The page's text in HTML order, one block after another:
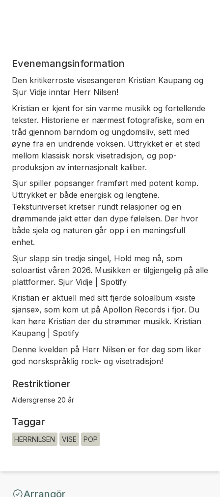
Evenemangsinformation
Den kritikerroste visesangeren Kristian Kaupang og
Sjur Vidje inntar Herr Nilsen!
Kristian er kjent for sin varme musikk og fortellende
tekster. Historiene er nærmest fotografiske, som en
tråd gjennom barndom og ungdomsliv, sett med
øyne fra en undrende voksen. Uttrykket er et sted
mellom klassisk norsk visetradisjon, og pop-
produksjon av internasjonalt kaliber.
Sjur spiller popsanger framført med potent komp.
Uttrykket er både energisk og lengtene.
Tekstuniverset kretser rundt relasjoner og en
drømmende jakt etter den dype følelsen. Der hvor
både sjela og naturen går opp i en meningsfull
enhet.
Sjur slapp sin tredje singel, Hold meg nå, som
soloartist våren 2026. Musikken er tilgjengelig på alle
plattformer. Sjur Vidje | Spotify
Kristian er aktuell med sitt fjerde soloalbum «siste
sjanse», som kom ut på Apollon Records i fjor. Du
kan høre Kristian der du strømmer musikk. Kristian
Kaupang | Spotify
Denne kvelden på Herr Nilsen er for deg som liker
god norskspråklig rock- og visetradisjon!
Restriktioner
Aldersgrense 20 år
Taggar
HERRNILSEN VISE POP
Arrangör